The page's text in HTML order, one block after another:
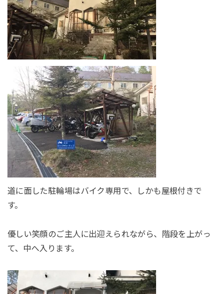
道に面した駐輪場はバイク専用で、しかも屋根付きで
す。
優しい笑顔のご主人に出迎えられながら、階段を上がっ
て、中へ入ります。